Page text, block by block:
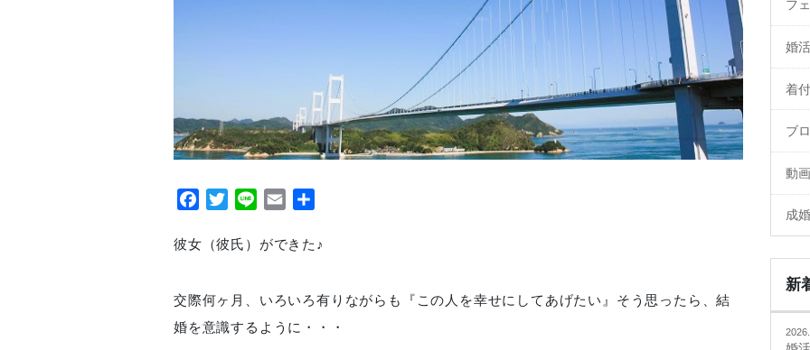
Facebook
TwitterLine Email
彼女（彼氏）ができた♪
交際何ヶ月、いろいろ有りながらも『この人を幸せにしてあげたい』そう思ったら、結
婚を意識するように・・・
フ
婚
着
ブ
動画
成
新